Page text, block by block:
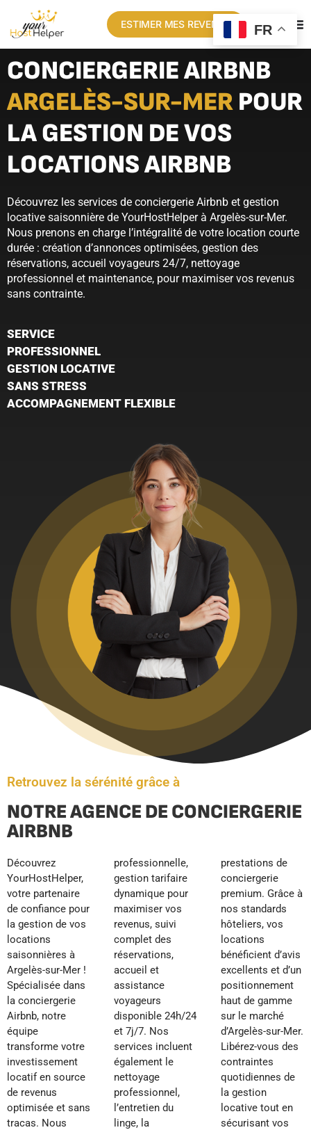
ESTIMER MES REVENUS
CONCIERGERIE AIRBNB
ARGELÈS-SUR-MER POUR
LA GESTION DE VOS
LOCATIONS AIRBNB
Découvrez les services de conciergerie Airbnb et gestion
locative saisonnière de YourHostHelper à Argelès-sur-Mer.
Nous prenons en charge l’intégralité de votre location courte
durée : création d’annonces optimisées, gestion des
réservations, accueil voyageurs 24/7, nettoyage
professionnel et maintenance, pour maximiser vos revenus
sans contrainte.
SERVICE
PROFESSIONNEL
GESTION LOCATIVE
SANS STRESS
ACCOMPAGNEMENT FLEXIBLE
Retrouvez la sérénité grâce à
NOTRE AGENCE DE CONCIERGERIE
AIRBNB
Découvrez
YourHostHelper,
votre partenaire
de confiance pour
la gestion de vos
locations
saisonnières à
Argelès-sur-Mer !
Spécialisée dans
la conciergerie
Airbnb, notre
équipe
transforme votre
investissement
locatif en source
de revenus
optimisée et sans
tracas. Nous
professionnelle,
gestion tarifaire
dynamique pour
maximiser vos
revenus, suivi
complet des
réservations,
accueil et
assistance
voyageurs
disponible 24h/24
et 7j/7. Nos
services incluent
également le
nettoyage
professionnel,
l’entretien du
linge, la
prestations de
conciergerie
premium. Grâce à
nos standards
hôteliers, vos
locations
bénéficient d’avis
excellents et d’un
positionnement
haut de gamme
sur le marché
d’Argelès-sur-Mer.
Libérez-vous des
contraintes
quotidiennes de
la gestion
locative tout en
sécurisant vos
FR